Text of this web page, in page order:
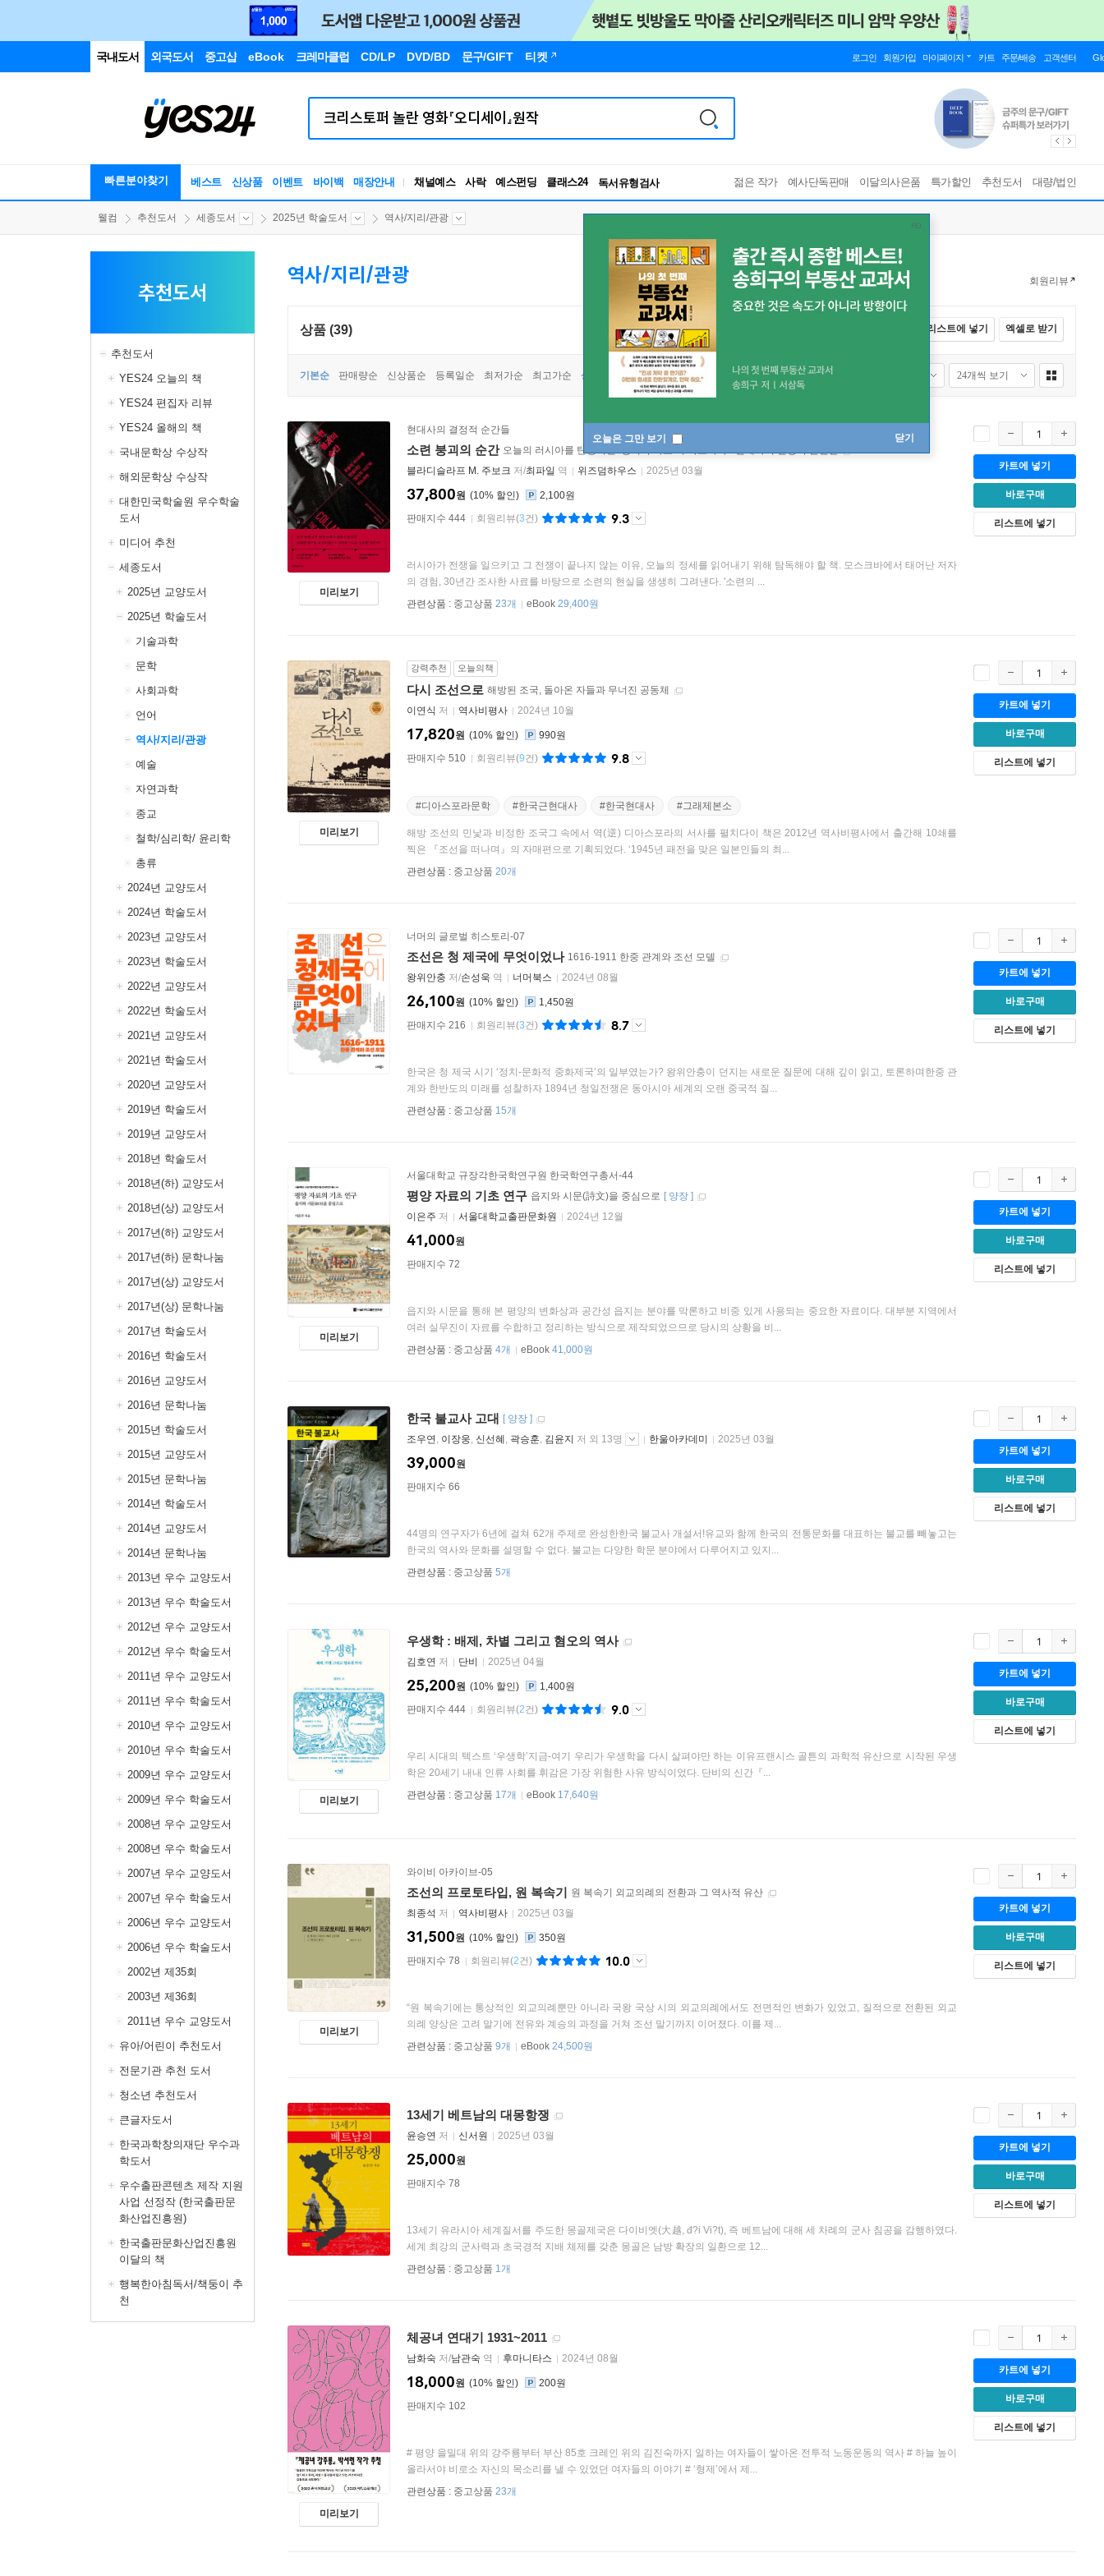
국내도서 외국도서 중고샵 eBook 크레마클럽 CD/LP DVD/BD 문구/GIFT 티켓 로그인 회원가입 마이페이지 카트 주문/배송 고객센터
빠른분야찾기 베스트 신상품 이벤트 바이백 매장안내 채널예스 사락 예스펀딩 클래스24
독서유형검사
RBTI Lab
독서유형검사
젊은 작가 예사단독판매 이달의사은품 특가할인 추천도서 대량/법인
오늘은 그만 보기 닫기
웰컴 추천도서 세종도서 2025년 학술도서 역사/지리/관광
추천도서
추천도서
YES24 오늘의 책
YES24 편집자 리뷰
YES24 올해의 책
국내문학상 수상작
해외문학상 수상작
대한민국학술원 우수학술
도서
미디어 추천
세종도서
2025년 교양도서
2025년 학술도서
기술과학
문학
사회과학
언어
역사/지리/관광
예술
자연과학
종교
철학/심리학/ 윤리학
총류
2024년 교양도서
2024년 학술도서
2023년 교양도서
2023년 학술도서
2022년 교양도서
2022년 학술도서
2021년 교양도서
2021년 학술도서
2020년 교양도서
2019년 학술도서
2019년 교양도서
2018년 학술도서
2018년(하) 교양도서
2018년(상) 교양도서
2017년(하) 교양도서
2017년(하) 문학나눔
2017년(상) 교양도서
2017년(상) 문학나눔
2017년 학술도서
2016년 학술도서
2016년 교양도서
2016년 문학나눔
2015년 학술도서
2015년 교양도서
2015년 문학나눔
2014년 학술도서
2014년 교양도서
2014년 문학나눔
2013년 우수 교양도서
2013년 우수 학술도서
2012년 우수 교양도서
2012년 우수 학술도서
2011년 우수 교양도서
2011년 우수 학술도서
2010년 우수 교양도서
2010년 우수 학술도서
2009년 우수 교양도서
2009년 우수 학술도서
2008년 우수 교양도서
2008년 우수 학술도서
2007년 우수 교양도서
2007년 우수 학술도서
2006년 우수 교양도서
2006년 우수 학술도서
2002년 제35회
2003년 제36회
2011년 우수 교양도서
유아/어린이 추천도서
전문기관 추천 도서
청소년 추천도서
큰글자도서
한국과학창의재단 우수과
학도서
우수출판콘텐츠 제작 지원
사업 선정작 (한국출판문
화산업진흥원)
한국출판문화산업진흥원
이달의 책
행복한아침독서/책둥이 추
천
역사/지리/관광 회원리뷰
상품 (39) 리스트에 넣기 엑셀로 받기
기본순 판매량순 신상품순 등록일순 최저가순 최고가순 상품명순
미리보기
현대사의 결정적 순간들
소련 붕괴의 순간 오늘의 러시아를 탄생시킨 ‘정치적 사고’의 파노라마 - 현대사의 결정적 순간들
블라디슬라프 M. 주보크 저/최파일 역 위즈덤하우스 2025년 03월
10%
37,800원
2,100원
판매지수 444
회원리뷰(3건) 9.3
러시아가 전쟁을 일으키고 그 전쟁이 끝나지 않는 이유, 오늘의 정세를 읽어내기 위해 탐독해야 할 책. 모스크바에서 태어난 저자
의 경험, 30년간 조사한 사료를 바탕으로 소련의 현실을 생생히 그려낸다. '소련의 ...
관련상품 : 중고상품 23개 eBook 29,400원
카트에 넣기
바로구매
리스트에 넣기
미리보기
강력추천 오늘의책
다시 조선으로 해방된 조국, 돌아온 자들과 무너진 공동체
이연식 저 역사비평사 2024년 10월
10%
17,820원
990원
판매지수 510
회원리뷰(9건) 9.8
#디아스포라문학 #한국근현대사 #한국현대사 #그래제본소
해방 조선의 민낯과 비정한 조국그 속에서 역(逆) 디아스포라의 서사를 펼치다이 책은 2012년 역사비평사에서 출간해 10쇄를
찍은 『조선을 떠나며』의 자매편으로 기획되었다. ‘1945년 패전을 맞은 일본인들의 최...
관련상품 : 중고상품 20개
카트에 넣기
바로구매
리스트에 넣기
너머의 글로벌 히스토리-07
조선은 청 제국에 무엇이었나 1616-1911 한중 관계와 조선 모델
왕위안충 저/손성욱 역 너머북스 2024년 08월
10%
26,100원
1,450원
판매지수 216
회원리뷰(3건) 8.7
한국은 청 제국 시기 ‘정치-문화적 중화제국’의 일부였는가? 왕위안충이 던지는 새로운 질문에 대해 깊이 읽고, 토론하며한중 관
계와 한반도의 미래를 성찰하자 1894년 청일전쟁은 동아시아 세계의 오랜 중국적 질...
관련상품 : 중고상품 15개
카트에 넣기
바로구매
리스트에 넣기
미리보기
서울대학교 규장각한국학연구원 한국학연구총서-44
평양 자료의 기초 연구 읍지와 시문(詩文)을 중심으로 [ 양장 ]
이은주 저 서울대학교출판문화원 2024년 12월
41,000원
판매지수 72
읍지와 시문을 통해 본 평양의 변화상과 공간성 읍지는 분야를 막론하고 비중 있게 사용되는 중요한 자료이다. 대부분 지역에서
여러 실무진이 자료를 수합하고 정리하는 방식으로 제작되었으므로 당시의 상황을 비...
관련상품 : 중고상품 4개 eBook 41,000원
카트에 넣기
바로구매
리스트에 넣기
한국 불교사 고대 [ 양장 ]
조우연 , 이장웅, 신선혜 , 곽승훈, 김윤지 저 외 13명 한울아카데미 2025년 03월
39,000원
판매지수 66
44명의 연구자가 6년에 걸쳐 62개 주제로 완성한한국 불교사 개설서!유교와 함께 한국의 전통문화를 대표하는 불교를 빼놓고는
한국의 역사와 문화를 설명할 수 없다. 불교는 다양한 학문 분야에서 다루어지고 있지...
관련상품 : 중고상품 5개
카트에 넣기
바로구매
리스트에 넣기
미리보기
우생학 : 배제, 차별 그리고 혐오의 역사
김호연 저 단비 2025년 04월
10%
25,200원
1,400원
판매지수 444
회원리뷰(2건) 9.0
우리 시대의 텍스트 ‘우생학’지금-여기 우리가 우생학을 다시 살펴야만 하는 이유프랜시스 골튼의 과학적 유산으로 시작된 우생
학은 20세기 내내 인류 사회를 휘감은 가장 위험한 사유 방식이었다. 단비의 신간『...
관련상품 : 중고상품 17개 eBook 17,640원
카트에 넣기
바로구매
리스트에 넣기
미리보기
와이비 아카이브-05
조선의 프로토타입, 원 복속기 원 복속기 외교의례의 전환과 그 역사적 유산
최종석 저 역사비평사 2025년 03월
10%
31,500원
350원
판매지수 78
회원리뷰(2건) 10.0
“원 복속기에는 통상적인 외교의례뿐만 아니라 국왕 국상 시의 외교의례에서도 전면적인 변화가 있었고, 질적으로 전환된 외교
의례 양상은 고려 말기에 전유와 계승의 과정을 거쳐 조선 말기까지 이어졌다. 이를 제...
관련상품 : 중고상품 9개 eBook 24,500원
카트에 넣기
바로구매
리스트에 넣기
13세기 베트남의 대몽항쟁
윤승연 저 신서원 2025년 03월
25,000원
판매지수 78
13세기 유라시아 세계질서를 주도한 몽골제국은 다이비엣(大越, đ?i Vi?t), 즉 베트남에 대해 세 차례의 군사 침공을 감행하였다.
세계 최강의 군사력과 초국경적 지배 체제를 갖춘 몽골은 남방 확장의 일환으로 12...
관련상품 : 중고상품 1개
카트에 넣기
바로구매
리스트에 넣기
미리보기
체공녀 연대기 1931~2011
남화숙 저/남관숙 역 후마니타스 2024년 08월
10%
18,000원
200원
판매지수 102
# 평양 을밀대 위의 강주룡부터 부산 85호 크레인 위의 김진숙까지 일하는 여자들이 쌓아온 전투적 노동운동의 역사 # 하늘 높이
올라서야 비로소 자신의 목소리를 낼 수 있었던 여자들의 이야기 # ‘형제’에서 제...
관련상품 : 중고상품 23개
카트에 넣기
바로구매
리스트에 넣기